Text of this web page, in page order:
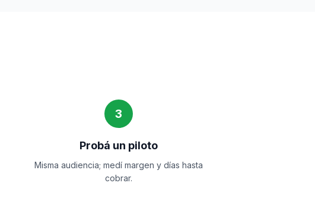
3
Probá un piloto
Misma audiencia; medí margen y días hasta
cobrar.